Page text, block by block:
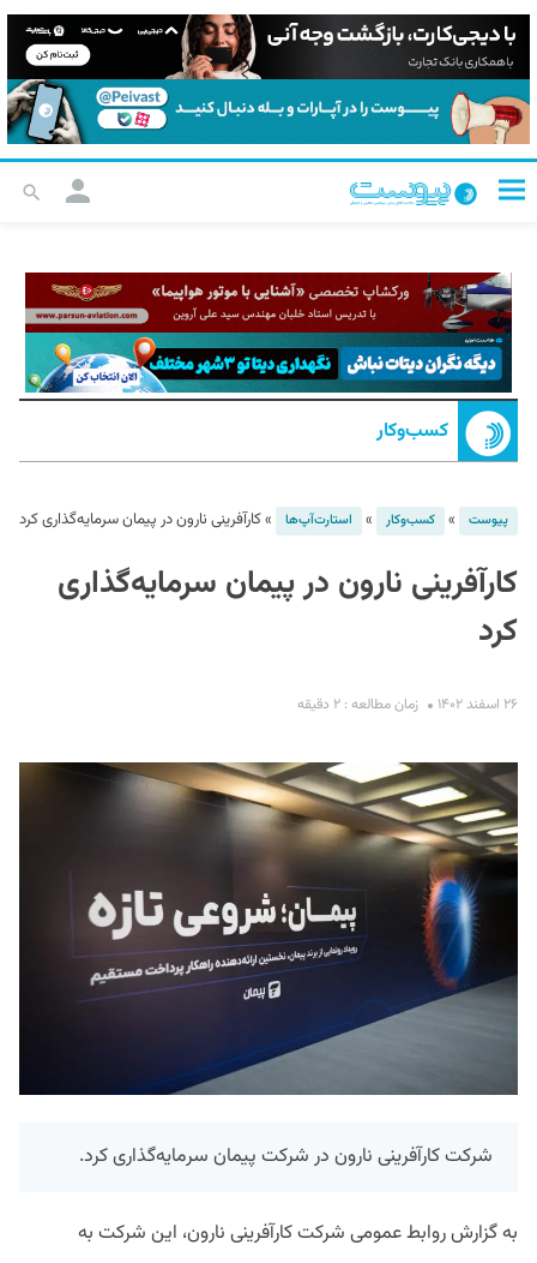
کسب‌و‌کار
پیوست » کسب‌و‌کار » استارت‌آپ‌ها »کارآفرینی نارون در پیمان سرمایه‌گذاری کرد
کارآفرینی نارون در پیمان سرمایه‌گذاری
کرد
۲۶ اسفند ۱۴۰۲ زمان مطالعه : ۲ دقیقه
شرکت کارآفرینی نارون در شرکت پیمان سرمایه‌گذاری کرد.
به گزارش روابط عمومی شرکت کارآفرینی نارون، این شرکت به